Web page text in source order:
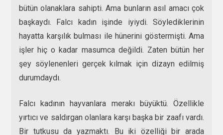
bütün olanaklara sahipti. Ama bunların asıl amacı çok
başkaydı. Falcı kadın işinde iyiydi. Söylediklerinin
hayatta karşılık bulması ile hünerini göstermişti. Ama
işler hiç o kadar masumca değildi. Zaten bütün her
şey söylenenleri gerçek kılmak için dizayn edilmiş
durumdaydı.
Falcı kadının hayvanlara merakı büyüktü. Özellikle
yırtıcı ve saldırgan olanlara karşı başka bir zaafı vardı.
Bir tutkusu da yazmaktı. Bu iki özelliği bir arada